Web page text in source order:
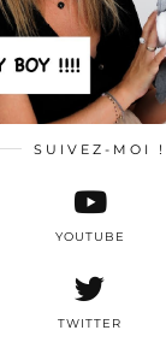
SUIVEZ-MOI !
TWITTER
YOUTUBE